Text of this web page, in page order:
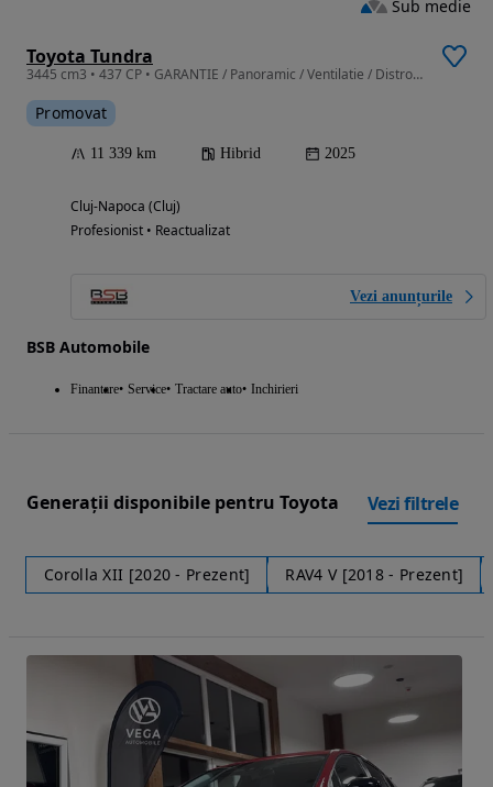
Toyota Tundra
3445 cm3 • 437 CP • GARANTIE / Panoramic / Ventilatie / Distronic / HeadpUp / Camera / 20"
Promovat
11 339 km Hibrid 2025
Cluj-Napoca (Cluj)
Profesionist • Reactualizat
Vezi anunțurile
BSB Automobile
Finantare Service Tractare auto Inchirieri
Sub medie
Generații disponibile pentru Toyota Vezi filtrele
Corolla XII [2020 - Prezent] RAV4 V [2018 - Prezent]